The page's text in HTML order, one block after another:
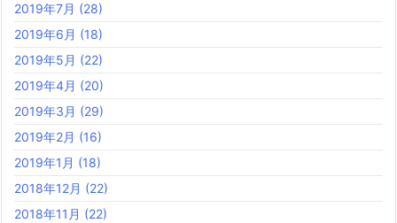
2019年7月 (28)
2019年6月 (18)
2019年5月 (22)
2019年4月 (20)
2019年3月 (29)
2019年2月 (16)
2019年1月 (18)
2018年12月 (22)
2018年11月 (22)